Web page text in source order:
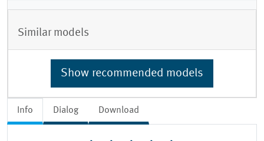
Info Dialog Download
Similar models
Show recommended models